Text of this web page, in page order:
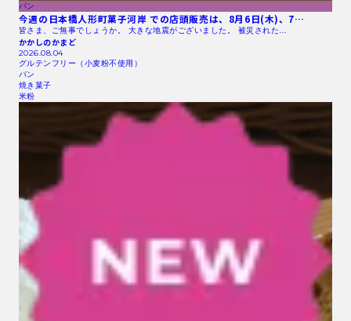
パン
今週の日本橋人形町菓子河岸 での店頭販売は、8月6日(木)、7…
皆さま、ご無事でしょうか。 大きな地震がございました。 被災された…
かかしのかまど
2026.08.04
グルテンフリー（小麦粉不使用）
パン
焼き菓子
米粉